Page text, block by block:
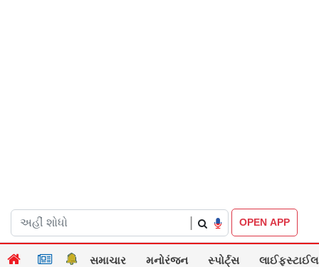
OPEN APP
સમાચાર મનોરંજન સ્પોર્ટ્સ લાઈફસ્ટાઈલ